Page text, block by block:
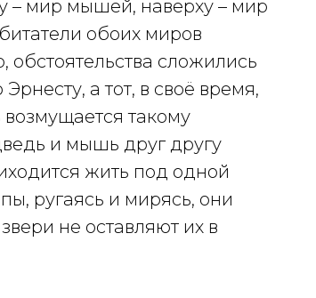
– мир мышей, наверху – мир
обоих миров
сложились
а тот, в своё время,
возмущается такому
и мышь друг другу
жить под одной
ругаясь и мирясь, они
не оставляют их в